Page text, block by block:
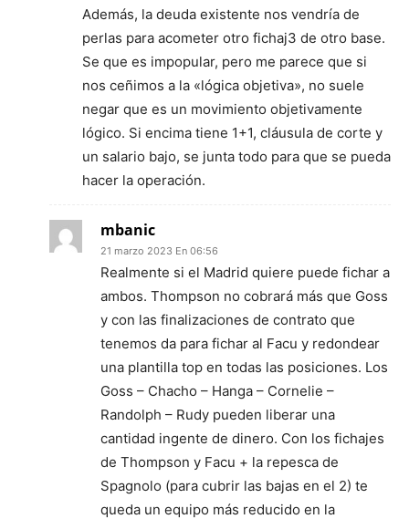
Además, la deuda existente nos vendría de
perlas para acometer otro fichaj3 de otro base.
Se que es impopular, pero me parece que si
nos ceñimos a la «lógica objetiva», no suele
negar que es un movimiento objetivamente
lógico. Si encima tiene 1+1, cláusula de corte y
un salario bajo, se junta todo para que se pueda
hacer la operación.
mbanic
21 marzo 2023 En 06:56
Realmente si el Madrid quiere puede fichar a
ambos. Thompson no cobrará más que Goss
y con las finalizaciones de contrato que
tenemos da para fichar al Facu y redondear
una plantilla top en todas las posiciones. Los
Goss – Chacho – Hanga – Cornelie –
Randolph – Rudy pueden liberar una
cantidad ingente de dinero. Con los fichajes
de Thompson y Facu + la repesca de
Spagnolo (para cubrir las bajas en el 2) te
queda un equipo más reducido en la